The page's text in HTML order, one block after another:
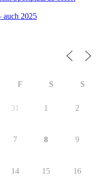
auch 2025
F S S
31 1 2
7 8 9
14 15 16